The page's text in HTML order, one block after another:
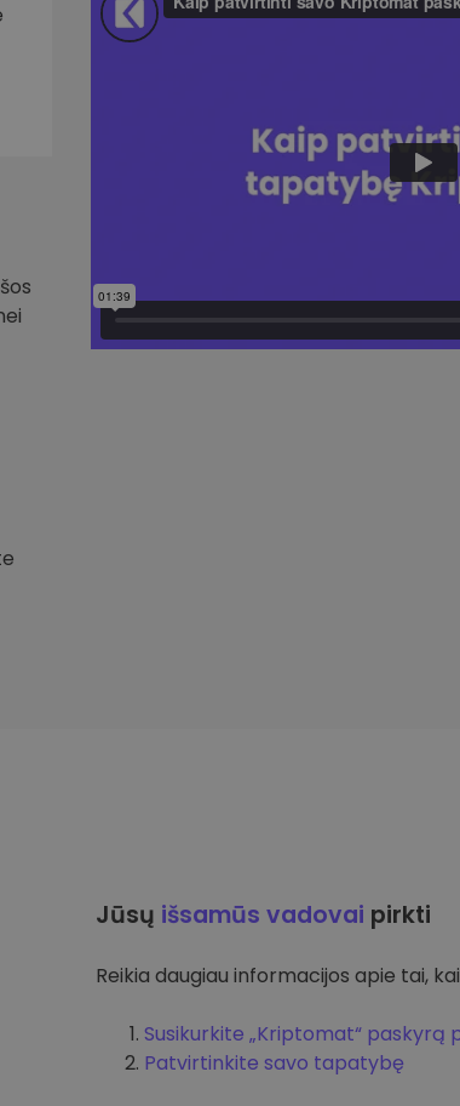
Jūsų išsamūs vadovai pirkti
Reikia daugiau informacijos apie tai,
Susikurkite „Kriptomat“
Patvirtinkite savo tapatybę